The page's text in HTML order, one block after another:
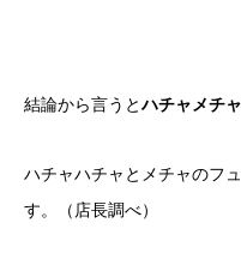
結論から言うとハチャメチ
ハチャハチャとメチャのフ
す。（店長調べ）